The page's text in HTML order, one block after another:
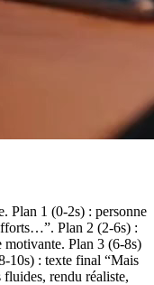
Plan 1 (0-2s) : personne
Plan 2 (2-6s) :
motivante. Plan 3 (6-8s)
10s) : texte final “Mais
rendu réaliste,